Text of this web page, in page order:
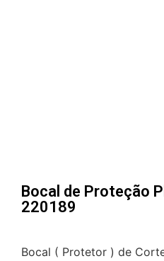
Bocal de Proteção
220189
Bocal ( Protetor ) de